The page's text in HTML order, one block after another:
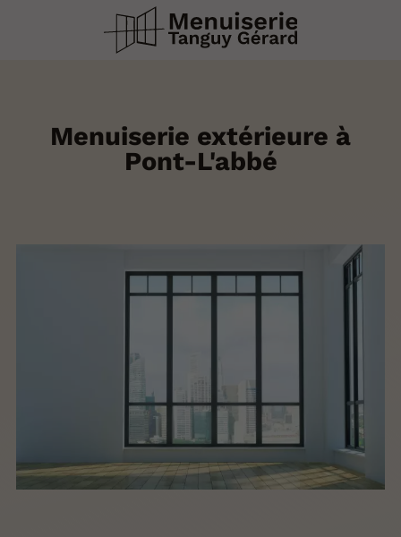
Menuiserie extérieure à
Pont-L'abbé